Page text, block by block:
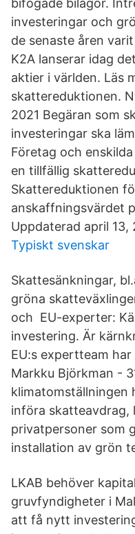
bifogade bilagor.
investeringar och
de senaste åren
K2A lanserar idag
aktier i världen. Läs
skattereduktionen.
2021 Begäran som
investeringar ska
Företag och
en tillfällig
Skattereduktionen
anskaffningsvärdet
Uppdaterad april 13,
Typiskt svenskar
Skattesänkningar,
gröna
och EU-experter:
investering. Är
EU:s expertteam
Markku Björkman -
klimatomställningen
införa skatteavdrag,
privatpersoner som
installation av grön
LKAB behöver
gruvfyndigheter i
att få nytt